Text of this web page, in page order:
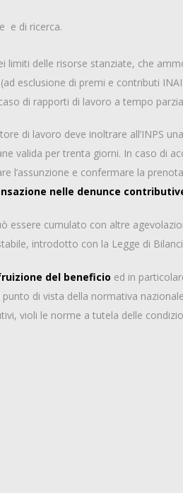
e di ricerca.
limiti delle risorse stanziate, che
(ad esclusione di premi e contributi
di rapporti di lavoro a tempo
di lavoro deve inoltrare all’INPS una
valida per trenta giorni. In caso di
l’assunzione e confermare la
nelle denunce
essere cumulato con altre
introdotto con la Legge di
del beneficio ed in
di vista della normativa
violi le norme a tutela delle